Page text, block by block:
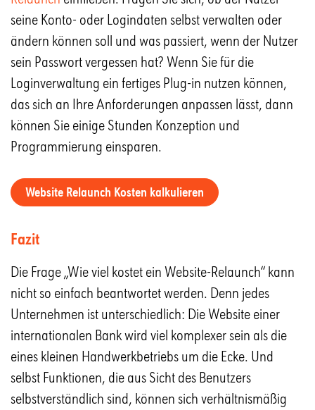
seine Konto- oder Logindaten selbst verwalten oder
ändern können soll und was passiert, wenn der Nutzer
sein Passwort vergessen hat? Wenn Sie für die
Loginverwaltung ein fertiges Plug-in nutzen können,
das sich an Ihre Anforderungen anpassen lässt, dann
können Sie einige Stunden Konzeption und
Programmierung einsparen.
Website Relaunch Kosten kalkulieren
Fazit
Die Frage „Wie viel kostet ein Website-Relaunch“ kann
nicht so einfach beantwortet werden. Denn jedes
Unternehmen ist unterschiedlich: Die Website einer
internationalen Bank wird viel komplexer sein als die
eines kleinen Handwerkbetriebs um die Ecke. Und
selbst Funktionen, die aus Sicht des Benutzers
selbstverständlich sind, können sich verhältnismäßig